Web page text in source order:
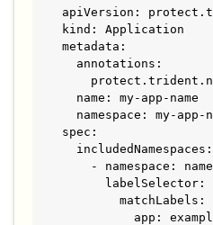
apiVersion:
kind: Application
metadata:
  annotations:
  name: my-app-name
namespace: my-app-
spec:
  includedNamespaces:
- namespace:
      labelSelector:
        matchLabels:
app: